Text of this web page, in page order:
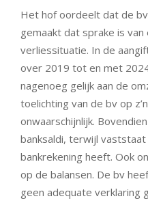
Het hof oordeelt dat de
gemaakt dat sprake is van
verliessituatie. In de
over 2019 tot en met
nagenoeg gelijk aan de
toelichting van de bv op
onwaarschijnlijk.
banksaldi, terwijl
bankrekening heeft. Ook
op de balansen. De bv
geen adequate verklaring